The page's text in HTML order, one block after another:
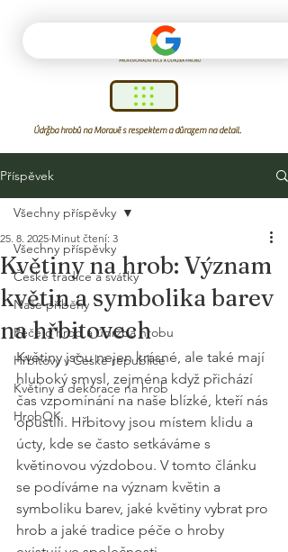
Údržba hrobů na Moravě s respektem a důrazem na detail.
Příspěvek
Všechny příspěvky
České tradice a svátky
Naše příběhy
Péče o hrob a údržba hrobu
Hřbitovy v České republice
Květiny a dekorace na hrob
HrobOK
Všechny příspěvky
Květiny na hrob: Význam
květin a symbolika barev
na hřbitovech
25. 8. 2025 Minut čtení: 3
Květiny jsou nejen krásné, ale také mají
hluboký smysl, zejména když přichází
čas vzpomínání na naše blízké, kteří nás
opustili. Hřbitovy jsou místem klidu a
úcty, kde se často setkáváme s
květinovou výzdobou. V tomto článku
se podíváme na význam květin a
symboliku barev, jaké květiny vybrat pro
hrob a jaké tradice péče o hroby